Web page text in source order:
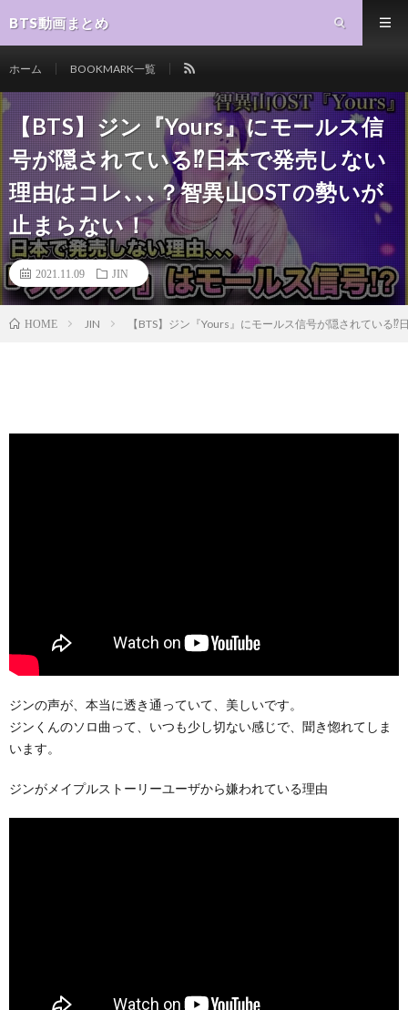
BTS動画まとめ
ホーム BOOKMARK一覧
【BTS】ジン『Yours』にモールス信
号が隠されている⁉︎日本で発売しない
理由はコレ､､､？智異山OSTの勢いが
止まらない！
2021.11.09 JIN
HOME JIN 【BTS】ジン『Yours』にモールス信号が隠されている
ジンの声が、本当に透き通っていて、美しいです。
ジンくんのソロ曲って、いつも少し切ない感じで、聞き惚れてしま
います。
ジンがメイプルストーリーユーザから嫌われている理由